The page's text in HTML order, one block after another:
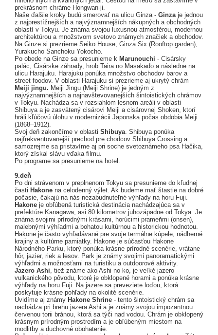
prekrásnom chráme Hongwan-ji.
Naše ďalšie kroky budú smerovať na ulicu Ginza - Ginza je jednou
z najprestížnejších a najvýznamnejších nákupných a obchodných
oblastí v Tokyu. Je známa svojou luxusnou atmosférou, modernou
architektúrou a množstvom svetovo známych značiek a obchodov.
Na Ginze si prezrieme Seiko House, Ginza Six (Rooftop garden),
Yurakucho Sanchoku Yokocho.
Po obede na Ginze sa presunieme k Marunouchi - Cisársky
palác, Cisárske záhrady, hrob Taira no Masakado a následne na
ulicu Harajuku. Harajuku ponúka množstvo obchodov barov a
street foodov. V oblasti Harajuku si prezrieme aj ukrytý chrám
Meiji jingu. Meiji Jingu (Meiji Shrine) je jedným z
najvýznamnejších a najnavštevovanejších šintoistických chrámov
v Tokyu. Nachádza sa v rozsiahlom lesnom areáli v oblasti
Shibuya a je zasvätený cisárovi Meiji a cisárovnej Shoken, ktorí
hráli kľúčovú úlohu v modernizácii Japonska počas obdobia Meiji
(1868–1912).
Svoj deň zakončíme v oblasti Shibuya. Shibuya ponúka
najfrekventovanejší prechod pre chodcov Shibuya Crossing a
samozrejme sa pristavíme aj pri soche svetoznámeho psa Hačika,
ktorý získal slávu vďaka filmu.
Po programe sa presunieme na hotel.
9.deň
Po dni strávenom v preplnenom Tokyu sa presunieme do kľudnej
časti Hakone na celodenný výlet. Ak budeme mať štastie na dobré
počasie, čakajú na nás nezabudnuteľné výhľady na horu Fuji.
Hakone je obľúbená turistická destinácia nachádzajúca sa v
prefektúre Kanagawa, asi 80 kilometrov juhozápadne od Tokya. Je
známa svojimi prírodnými krásami, horúcimi prameňmi (onsen),
malebnými výhľadmi a bohatou kultúrnou a historickou hodnotou.
Hakone je často vyhľadávané pre svoje termálne kúpele, nádherné
krajiny a kultúrne pamiatky. Hakone je súčasťou Hakone
Národného Parku, ktorý ponúka krásne prírodné scenérie, vrátane
hôr, jazier, riek a lesov. Park je známy svojimi panoramatickými
výhľadmi a možnosťami na turistiku a outdoorové aktivity.
Jazero Ashi, tiež známe ako Ashi-no-ko, je veľké jazero
vulkanického pôvodu, ktoré je obklopené horami a ponúka krásne
výhľady na horu Fuji. Na jazere sa preveziete loďou, ktorá
poskytuje krásne pohľady na okolité scenérie.
Uvidíme aj známy Hakone Shrine - tento šintoistický chrám sa
nachádza pri brehu jazera Ashi a je známy svojou impozantnou
červenou torii bránou, ktorá sa týči nad vodou. Chrám je obklopený
krásnym prírodným prostredím a je obľúbeným miestom na
modlitby a duchovné obohatenie.